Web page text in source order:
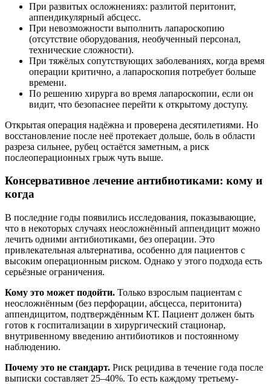
При развитых осложнениях: разлитой перитонит,
аппендикулярный абсцесс.
При невозможности выполнить лапароскопию
(отсутствие оборудования, необученный персонал,
технические сложности).
При тяжёлых сопутствующих заболеваниях, когда время
операции критично, а лапароскопия потребует больше
времени.
По решению хирурга во время лапароскопии, если он
видит, что безопаснее перейти к открытому доступу.
Открытая операция надёжна и проверена десятилетиями. Но
восстановление после неё протекает дольше, боль в области
разреза сильнее, рубец остаётся заметным, а риск
послеоперационных грыж чуть выше.
Консервативное лечение антибиотиками: кому и
когда
В последние годы появились исследования, показывающие,
что в некоторых случаях неосложнённый аппендицит можно
лечить одними антибиотиками, без операции. Это
привлекательная альтернатива, особенно для пациентов с
высоким операционным риском. Однако у этого подхода есть
серьёзные ограничения.
Кому это может подойти. Только взрослым пациентам с
неосложнённым (без перфорации, абсцесса, перитонита)
аппендицитом, подтверждённым КТ. Пациент должен быть
готов к госпитализации в хирургический стационар,
внутривенному введению антибиотиков и постоянному
наблюдению.
Почему это не стандарт. Риск рецидива в течение года после
выписки составляет 25–40%. То есть каждому третьему-